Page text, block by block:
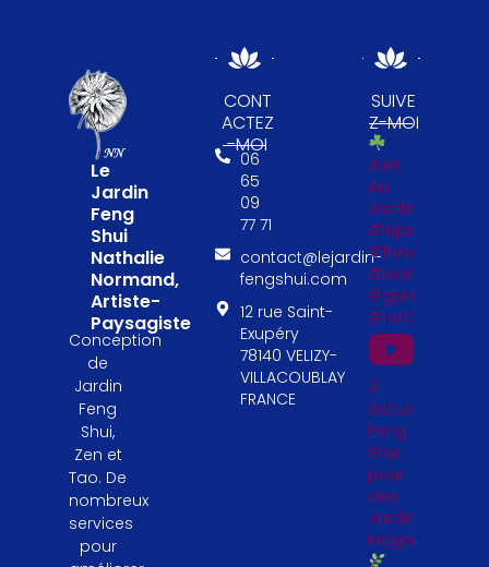
Le
Jardin
Feng
Shui
Nathalie
Normand,
Artiste-
Paysagiste
Conception
de
Jardin
Feng
Shui,
Zen et
Tao. De
nombreux
services
pour
CONT
ACTEZ
-MOI
06
65
09
77 71
contact@lejardin-
fengshui.com
12 rue Saint-
Exupéry
78140 VELIZY-
VILLACOUBLAY
FRANCE
SUIVE
Z-MOI
Juin
Au
Jardin
#flowers
#garden
#naturelovers
3
Astuces
Feng
Shui
pour
des
Jardinières
Magnifiques